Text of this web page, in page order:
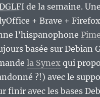
de la semaine.
+ Brave +
l’hispanophone
basée sur Debian
la Synexqui
?!) avec le
finir avec les bases